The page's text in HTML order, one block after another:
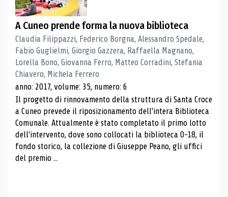
A Cuneo prende forma la nuova biblioteca
Claudia Filippazzi, Federico Borgna, Alessandro Spedale,
Fabio Guglielmi, Giorgio Gazzera, Raffaella Magnano,
Lorella Bono, Giovanna Ferro, Matteo Corradini, Stefania
Chiavero, Michela Ferrero
anno: 2017, volume: 35, numero: 6
Il progetto di rinnovamento della struttura di Santa Croce
a Cuneo prevede il riposizionamento dell'intera Biblioteca
Comunale. Attualmente è stato completato il primo lotto
dell'intervento, dove sono collocati la biblioteca 0-18, il
fondo storico, la collezione di Giuseppe Peano, gli uffici
del premio ...